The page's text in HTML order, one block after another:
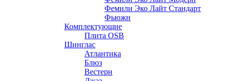
Фемили Эко Лайт Стандарт
Фьюжн
Комплектующие
Плита OSB
Шинглас
Атлантика
Блюз
Вестерн